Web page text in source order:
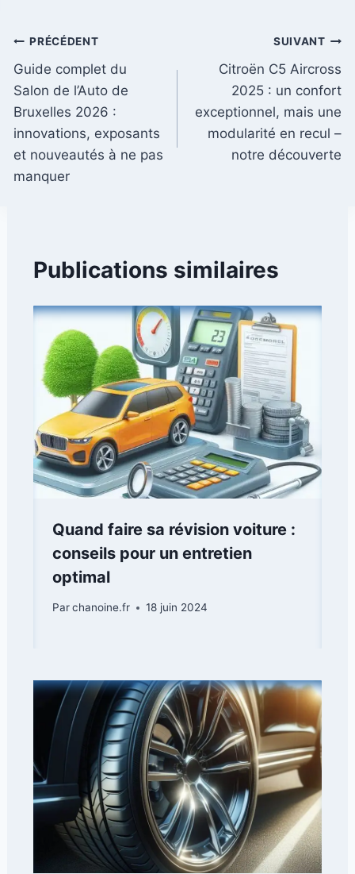
Navigation
de
l’article
PRÉCÉDENT
Guide complet du
Salon de l’Auto de
Bruxelles 2026 :
innovations, exposants
et nouveautés à ne pas
manquer
SUIVANT
Citroën C5 Aircross
2025 : un confort
exceptionnel, mais une
modularité en recul –
notre découverte
Publications similaires
Quand faire sa révision voiture :
conseils pour un entretien
optimal
Parchanoine.fr 18 juin 2024